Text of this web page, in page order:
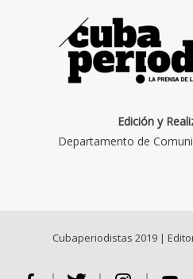
Edición y
Departamento de
Cubaperiodistas 2019 |